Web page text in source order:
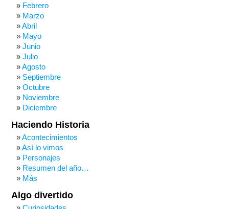
Febrero
Marzo
Abril
Mayo
Junio
Julio
Agosto
Septiembre
Octubre
Noviembre
Diciembre
Haciendo Historia
Acontecimientos
Así lo vimos
Personajes
Resumen del año…
Más
Algo divertido